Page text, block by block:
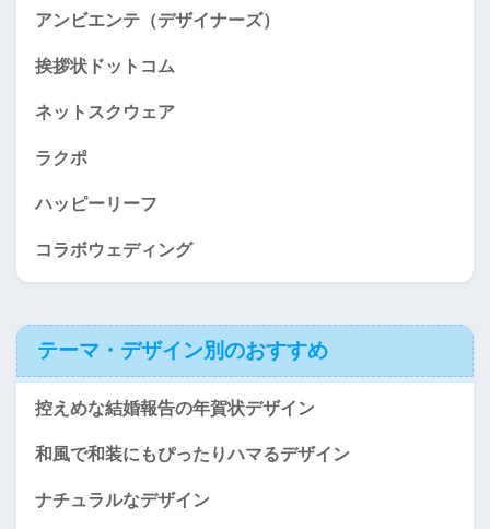
アンビエンテ（デザイナーズ）
挨拶状ドットコム
ネットスクウェア
ラクポ
ハッピーリーフ
コラボウェディング
テーマ・デザイン別のおすすめ
控えめな結婚報告の年賀状デザイン
和風で和装にもぴったりハマるデザイン
ナチュラルなデザイン